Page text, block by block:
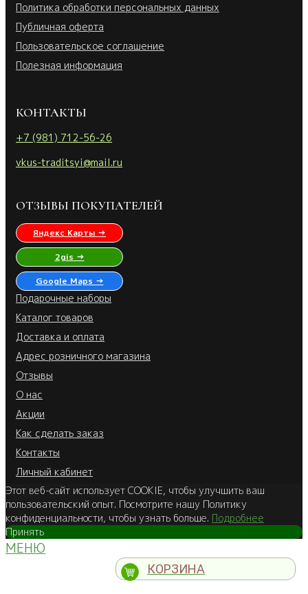
Политика обработки персональных данных
Публичная оферта
Пользовательское соглашение
Полезная информация
КОНТАКТЫ
+7 (981) 712-56-26
vkus-traditsyi@mail.ru
ОТЗЫВЫ ПОКУПАТЕЛЕЙ
Яндекс Карты →
2gis →
Google Maps →
Подарочные наборы
Каталог товаров
Доставка и оплата
Адрес розничного магазина
Отзывы
О нас
Акции
Как сделать заказ
Контакты
Личный кабинет
Этот веб-сайт использует COOKIE, чтобы улучшить ваш
пользовательский опыт. Посмотрите нашу Политику
конфиденциальности, чтобы узнать больше. Подробнее
Принять
МЕНЮ
КОРЗИНА